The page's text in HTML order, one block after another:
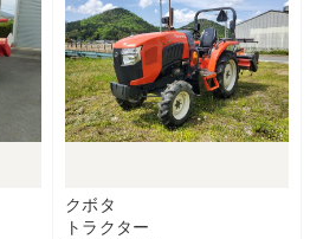
クボタ
トラクター